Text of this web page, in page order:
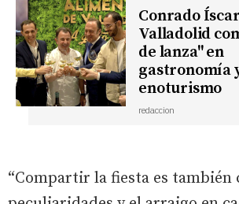
Conrado
Valladolid
de lanza" en
gastronomía
enoturismo
redaccion
“Compartir la fiesta es